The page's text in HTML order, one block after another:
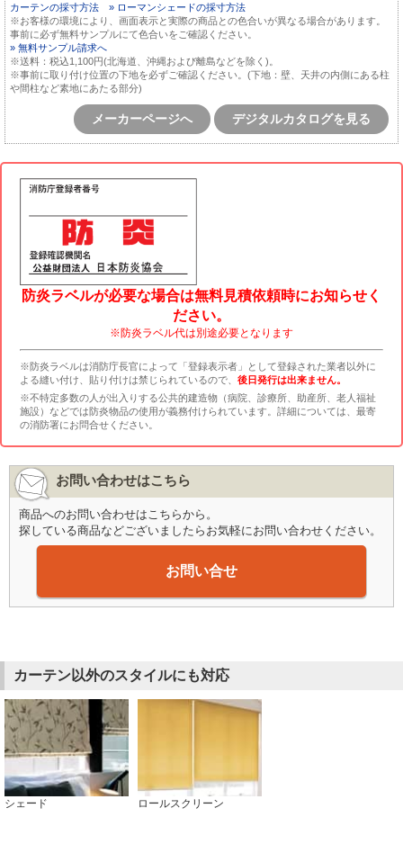
カーテンの採寸方法
» ローマンシェードの採寸方法
※お客様の環境により、画面表示と実際の商品との色合いが異なる場合があります。
事前に必ず無料サンプルにて色合いをご確認ください。
» 無料サンプル請求へ
※送料：税込1,100円(北海道、沖縄および離島などを除く)。
※事前に取り付け位置の下地を必ずご確認ください。(下地：壁、天井の内側にある柱
や間柱など素地にあたる部分)
メーカーページへ デジタルカタログを見る
防炎ラベルが必要な場合は無料見積依頼時にお知らせく
ださい。
※防炎ラベル代は別途必要となります
※防炎ラベルは消防庁長官によって「登録表示者」として登録された業者以外に
よる縫い付け、貼り付けは禁じられているので、 後日発行は出来ません。
※不特定多数の人が出入りする公共的建造物（病院、診療所、助産所、老人福祉
施設）などでは防炎物品の使用が義務付けられています。詳細については、最寄
の消防署にお問合せください。
お問い合わせはこちら
商品へのお問い合わせはこちらから。
探している商品などございましたらお気軽にお問い合わせください。
お問い合せ
カーテン以外のスタイルにも対応
シェード ロールスクリーン